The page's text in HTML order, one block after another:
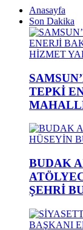
Anasayfa
Son Dakika
TEPKİ
BUDAK
ŞEHRİ